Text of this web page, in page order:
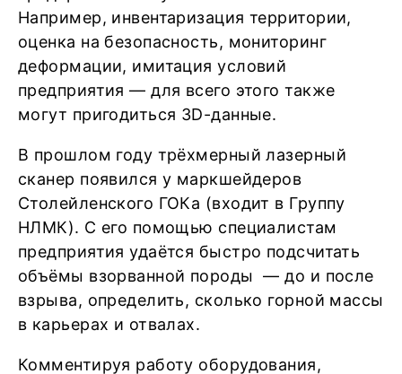
Например, инвентаризация территории,
оценка на безопасность, мониторинг
деформации, имитация условий
предприятия — для всего этого также
могут пригодиться 3D-данные.
В прошлом году трёхмерный лазерный
сканер появился у маркшейдеров
Столейленского ГОКа (входит в Группу
НЛМК). С его помощью специалистам
предприятия удаётся быстро подсчитать
объёмы взорванной породы — до и после
взрыва, определить, сколько горной массы
в карьерах и отвалах.
Комментируя работу оборудования,